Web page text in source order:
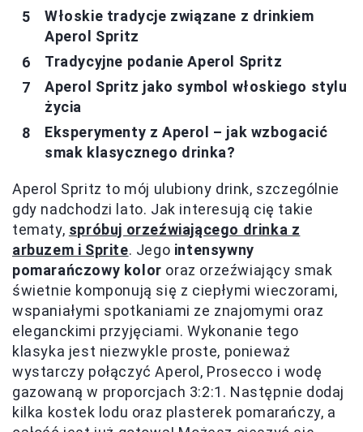
Włoskie tradycje związane z drinkiem
Aperol Spritz
Tradycyjne podanie Aperol Spritz
Aperol Spritz jako symbol włoskiego stylu
życia
Eksperymenty z Aperol – jak wzbogacić
smak klasycznego drinka?
Aperol Spritz to mój ulubiony drink, szczególnie
gdy nadchodzi lato. Jak interesują cię takie
tematy, spróbuj orzeźwiającego drinka z
arbuzem i Sprite. Jego intensywny
pomarańczowy kolor oraz orzeźwiający smak
świetnie komponują się z ciepłymi wieczorami,
wspaniałymi spotkaniami ze znajomymi oraz
eleganckimi przyjęciami. Wykonanie tego
klasyka jest niezwykle proste, ponieważ
wystarczy połączyć Aperol, Prosecco i wodę
gazowaną w proporcjach 3:2:1. Następnie dodaj
kilka kostek lodu oraz plasterek pomarańczy, a